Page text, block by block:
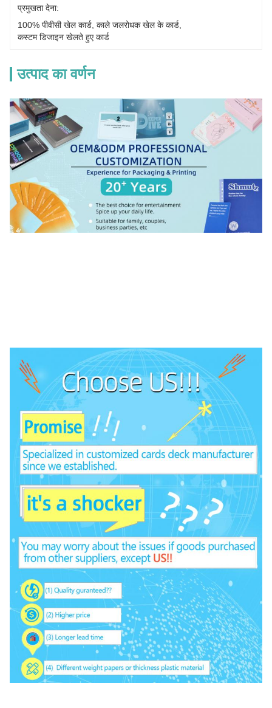
प्रमुखता देना:
100% पीवीसी खेल कार्ड काले जलरोधक खेल के कार्ड
कस्टम डिजाइन खेलते हुए कार्ड
उत्पाद का वर्णन